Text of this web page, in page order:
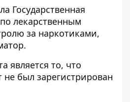
Государственная
лекарственным
за наркотиками,
.
является то, что
был зарегистрирован